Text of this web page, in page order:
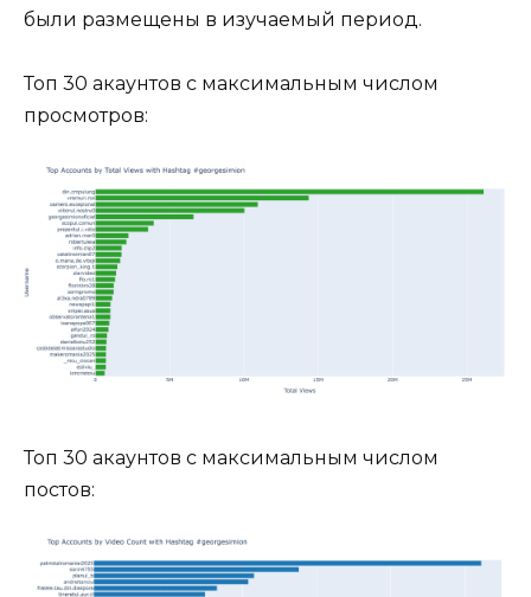
были размещены в изучаемый период.
Топ 30 акаунтов с максимальным числом
просмотров:
Топ 30 акаунтов с максимальным числом
постов: